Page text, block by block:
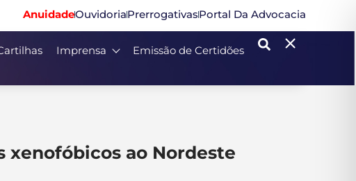
AnuidadeOuvidoriaPrerrogativasPortal Da Advocacia
Imprensa Emissão de Certidões
xenofóbicos ao Nordeste